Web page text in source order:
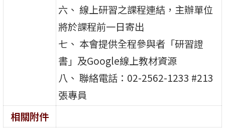
六、 線上研習之課程連結，主辦單位
將於課程前一日寄出
七、 本會提供全程參與者「研習證
書」及Google線上教材資源
八、 聯絡電話：02-2562-1233 #213
張專員
相關附件